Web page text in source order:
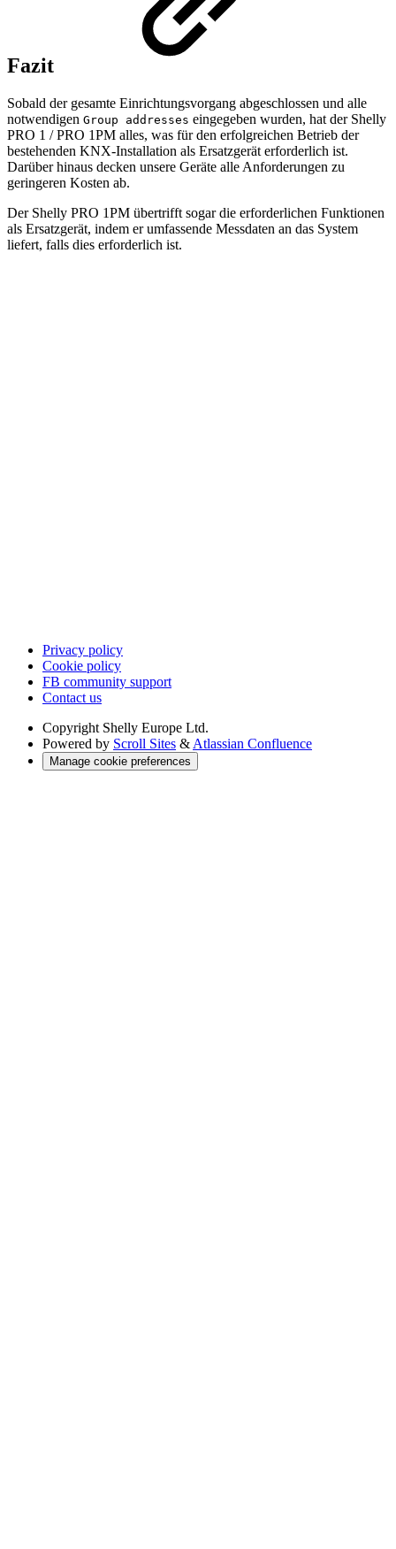
Fazit
Sobald der gesamte Einrichtungsvorgang abgeschlossen und alle
notwendigen Group addresses eingegeben wurden, hat der Shelly
PRO 1 / PRO 1PM alles, was für den erfolgreichen Betrieb der
bestehenden KNX-Installation als Ersatzgerät erforderlich ist.
Darüber hinaus decken unsere Geräte alle Anforderungen zu
geringeren Kosten ab.
Der Shelly PRO 1PM übertrifft sogar die erforderlichen Funktionen
als Ersatzgerät, indem er umfassende Messdaten an das System
liefert, falls dies erforderlich ist.
Privacy policy
Cookie policy
FB community support
Contact us
Copyright Shelly Europe Ltd.
Powered by Scroll Sites & Atlassian Confluence
Manage cookie preferences